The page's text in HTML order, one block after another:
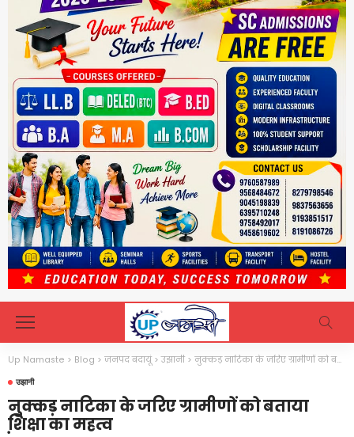
Up Namaste > Blog > जनपद बदायूं>उझानी > नुक्कड़ नाटिका के जरिए ग्रामीणों को बताया शि़क्षा का महत्व
उझानी
नुक्कड़ नाटिका के जरिए ग्रामीणों को बताया
शि़क्षा का महत्व